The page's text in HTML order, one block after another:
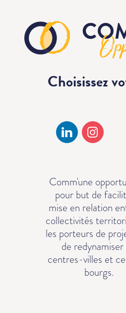
Choisissez
Comm'une
pour but de
mise en relation
collectivités
les porteurs de
de redynamiser
centres-villes et
bourgs.